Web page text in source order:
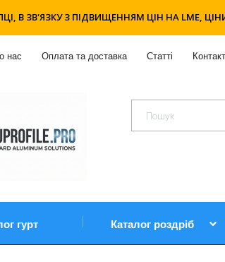
В ЗВ'ЯЗКУ З ПІДВИЩЕННЯМ ЦІН НА LME,
нас Оплата та доставка Статті
гурт Каталог роздріб